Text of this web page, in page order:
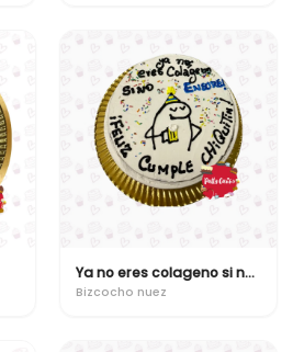
Ya no eres colageno si no ensure!
Bizcocho nuez